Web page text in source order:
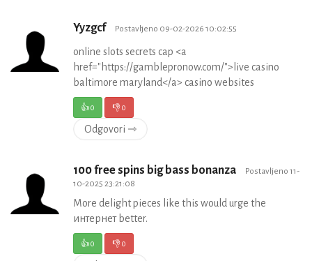
Yyzgcf Postavljeno 09-02-2026 10:02:55
online slots secrets cap <a
href="https://gamblepronow.com/">live casino
baltimore maryland</a> casino websites
👍0 👎0
Odgovori ⇾
100 free spins big bass bonanza
Postavljeno 11-
10-2025 23:21:08
More delight pieces like this would urge the
интернет better.
👍0 👎0